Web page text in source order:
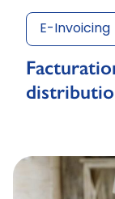
E-Invoicing